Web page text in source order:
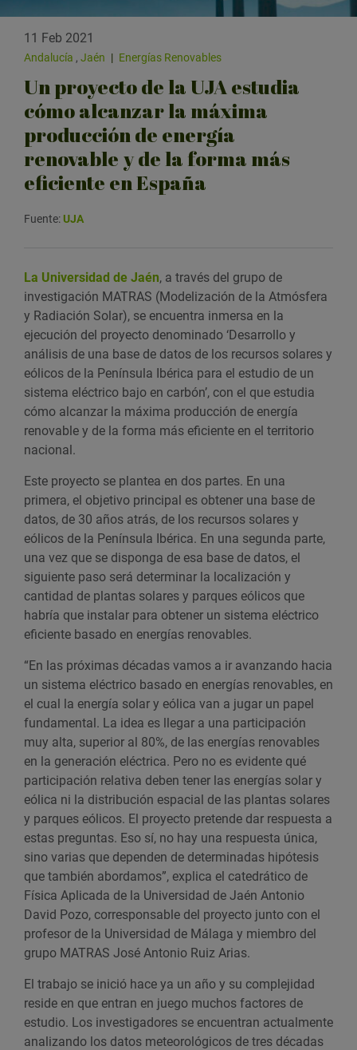
11 Feb 2021
Andalucía , Jaén | Energías Renovables
Un proyecto de la UJA estudia
cómo alcanzar la máxima
producción de energía
renovable y de la forma más
eficiente en España
Fuente:UJA
La Universidad de Jaén, a través del grupo de
investigación MATRAS (Modelización de la Atmósfera
y Radiación Solar), se encuentra inmersa en la
ejecución del proyecto denominado ‘Desarrollo y
análisis de una base de datos de los recursos solares y
eólicos de la Península Ibérica para el estudio de un
sistema eléctrico bajo en carbón’, con el que estudia
cómo alcanzar la máxima producción de energía
renovable y de la forma más eficiente en el territorio
nacional.
Este proyecto se plantea en dos partes. En una
primera, el objetivo principal es obtener una base de
datos, de 30 años atrás, de los recursos solares y
eólicos de la Península Ibérica. En una segunda parte,
una vez que se disponga de esa base de datos, el
siguiente paso será determinar la localización y
cantidad de plantas solares y parques eólicos que
habría que instalar para obtener un sistema eléctrico
eficiente basado en energías renovables.
“En las próximas décadas vamos a ir avanzando hacia
un sistema eléctrico basado en energías renovables, en
el cual la energía solar y eólica van a jugar un papel
fundamental. La idea es llegar a una participación
muy alta, superior al 80%, de las energías renovables
en la generación eléctrica. Pero no es evidente qué
participación relativa deben tener las energías solar y
eólica ni la distribución espacial de las plantas solares
y parques eólicos. El proyecto pretende dar respuesta a
estas preguntas. Eso sí, no hay una respuesta única,
sino varias que dependen de determinadas hipótesis
que también abordamos”, explica el catedrático de
Física Aplicada de la Universidad de Jaén Antonio
David Pozo, corresponsable del proyecto junto con el
profesor de la Universidad de Málaga y miembro del
grupo MATRAS José Antonio Ruiz Arias.
El trabajo se inició hace ya un año y su complejidad
reside en que entran en juego muchos factores de
estudio. Los investigadores se encuentran actualmente
analizando los datos meteorológicos de tres décadas